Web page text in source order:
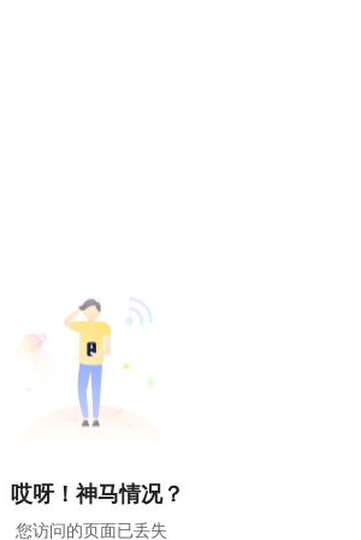
哎呀！神马情况？
您访问的页面已丢失